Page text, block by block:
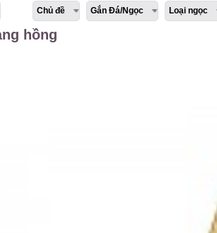
Chủ đề Gắn Đá/Ngọc Loại ngọc
hồng